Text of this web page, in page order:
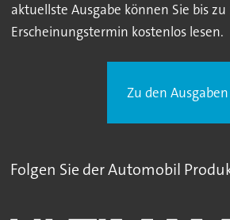
aktuellste Ausgabe können Sie bis zu
Erscheinungstermin kostenlos lesen.
Zu den Ausgaben
Folgen Sie der Automobil